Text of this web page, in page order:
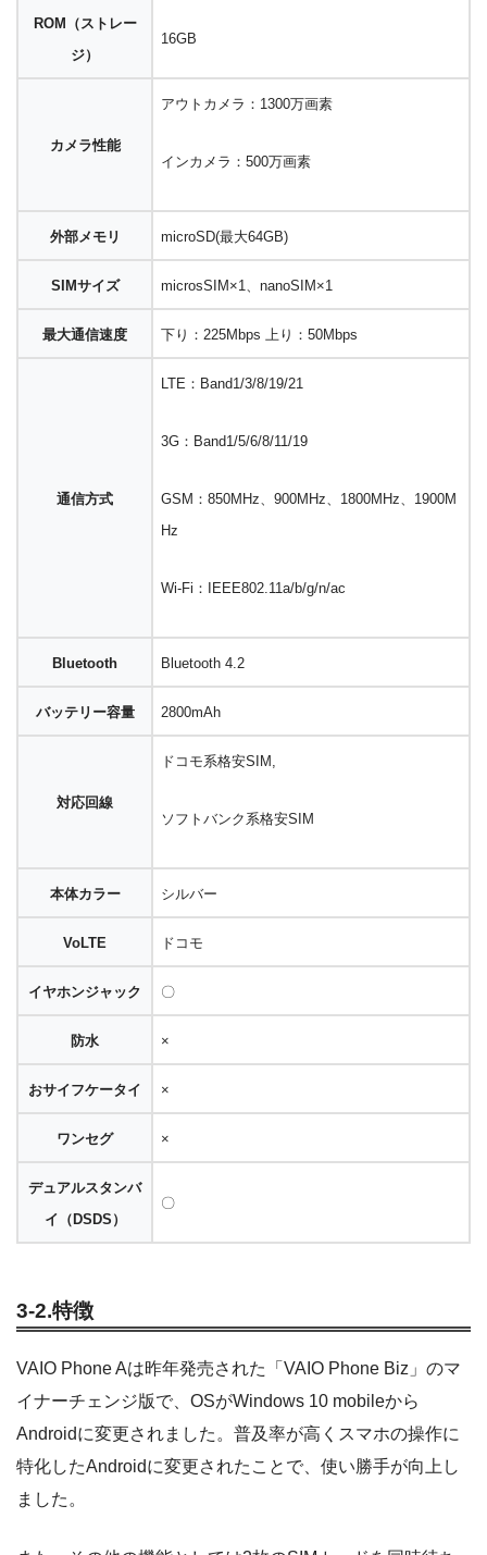
ROM（ストレー
ジ）
16GB
カメラ性能
アウトカメラ：1300万画素
インカメラ：500万画素
外部メモリ microSD(最大64GB)
SIMサイズ microsSIM×1、nanoSIM×1
最大通信速度 下り：225Mbps 上り：50Mbps
通信方式
LTE：Band1/3/8/19/21
3G：Band1/5/6/8/11/19
GSM：850MHz、900MHz、1800MHz、1900M
Hz
Wi-Fi：IEEE802.11a/b/g/n/ac
Bluetooth Bluetooth 4.2
バッテリー容量 2800mAh
対応回線
ドコモ系格安SIM,
ソフトバンク系格安SIM
本体カラー シルバー
VoLTE ドコモ
イヤホンジャック 〇
防水 ×
おサイフケータイ ×
ワンセグ ×
デュアルスタンバ
イ（DSDS）
〇
3-2.特徴
VAIO Phone Aは昨年発売された「VAIO Phone Biz」のマ
イナーチェンジ版で、OSがWindows 10 mobileから
Androidに変更されました。普及率が高くスマホの操作に
特化したAndroidに変更されたことで、使い勝手が向上し
ました。